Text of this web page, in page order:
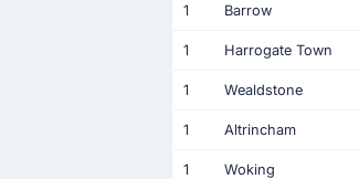
1 Barrow
1 Harrogate Town
1 Wealdstone
1 Altrincham
1 Woking